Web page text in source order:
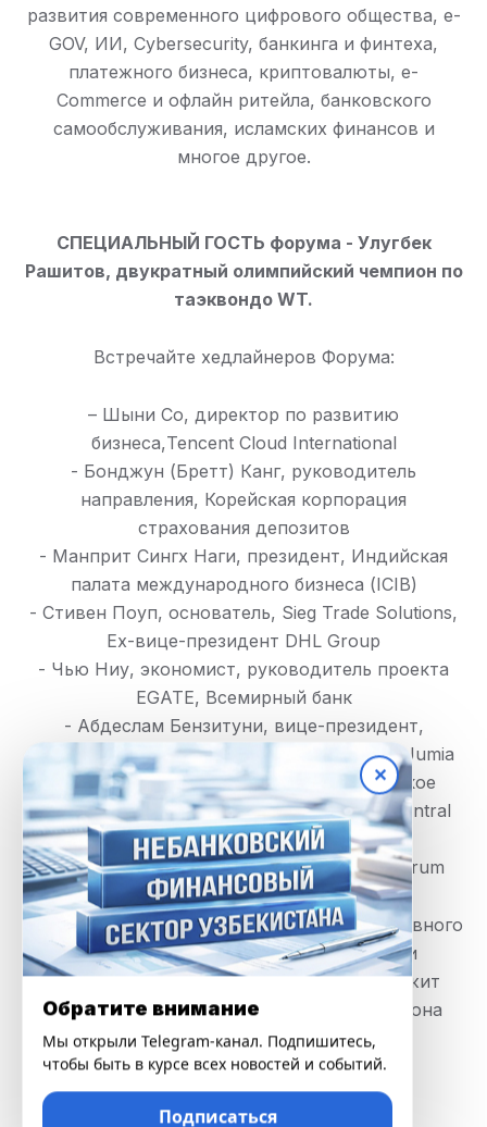
развития современного цифрового общества, e-
GOV, ИИ, Cybersecurity, банкинга и финтеха,
платежного бизнеса, криптовалюты, e-
Commerce и офлайн ритейла, банковского
самообслуживания, исламских финансов и
многое другое.
СПЕЦИАЛЬНЫЙ ГОСТЬ форума - Улугбек
Рашитов, двукратный олимпийский чемпион по
таэквондо WT.
Встречайте хедлайнеров Форума:
– Шыни Со, директор по развитию
бизнеса,Tencent Cloud International
- Бонджун (Бретт) Канг, руководитель
направления, Корейская корпорация
страхования депозитов
- Манприт Сингх Наги, президент, Индийская
палата международного бизнеса (ICIB)
- Стивен Поуп, основатель, Sieg Trade Solutions,
Ex-вице-президент DHL Group
- Чью Ниу, экономист, руководитель проекта
EGATE, Всемирный банк
- Абдеслам Бензитуни, вице-президент,
директор по связям с общественностью, Jumia
- Скот Райзер, менеджер, технологическое
консультирование, KPMG Caucasus and Central
Asia
- Жатиндер Ханду, CEO, Unified Fintech Forum
ПЛАС-Форум – это площадка для продуктивного
делового общения участников рынка и
профессиональных экспертов. Он послужит
импульсом для развития экономики региона
Центральной Азии.
Регистрация завершается! Спешите
✕
Обратите внимание
Мы открыли Telegram-канал. Подпишитесь,
чтобы быть в курсе всех новостей и событий.
Подписаться